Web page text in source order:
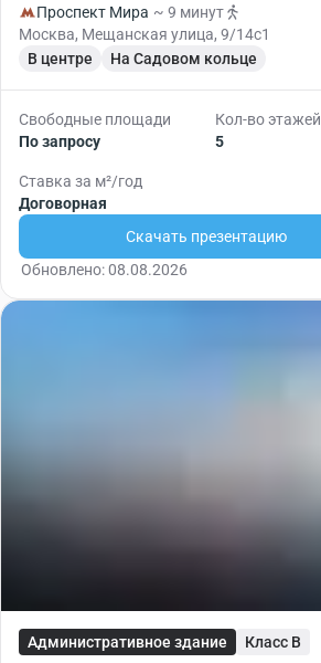
Проспект Мира ~ 9 минут
Москва, Мещанская улица, 9/14с1
В центре
На Садовом кольце
Свободные площади
По запросу
Кол-во этажей
5
Ставка за м²/год
Договорная
Скачать презентацию
Обновлено: 08.08.2026
Административное здание Класс B